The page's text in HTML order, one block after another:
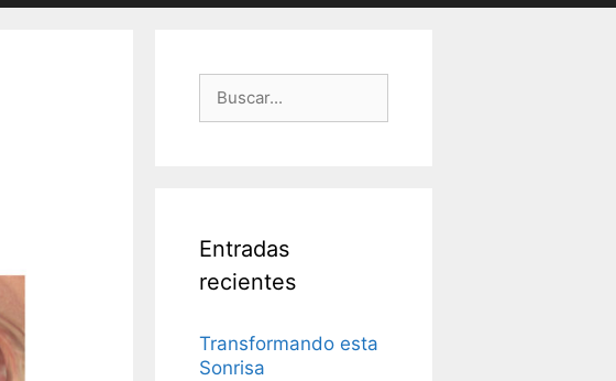
Entradas
recientes
Transformando esta
Sonrisa